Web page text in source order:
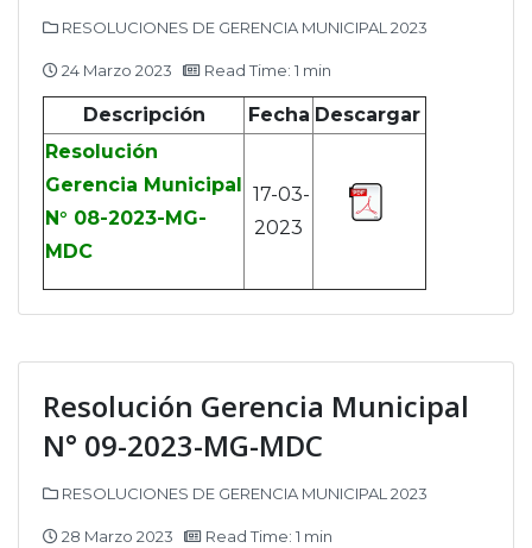
RESOLUCIONES DE GERENCIA MUNICIPAL 2023
24 Marzo 2023 Read Time: 1 min
Descripción Fecha Descargar
Resolución
Gerencia Municipal
N° 08-2023-MG-
MDC
17-03-
2023
Resolución Gerencia Municipal
N° 09-2023-MG-MDC
RESOLUCIONES DE GERENCIA MUNICIPAL 2023
28 Marzo 2023 Read Time: 1 min